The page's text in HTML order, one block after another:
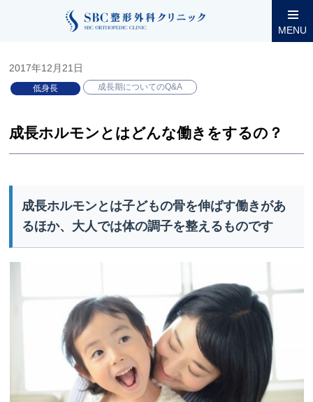
MENU
整形外科コラム 小児低身長 成長期についてのQ&A 成長
2017年12月21日
低身長 成長期についてのQ&A
成長ホルモンとはどんな働きをするの？
成長ホルモンとは子どもの骨を伸ばす働きがあ
るほか、大人では体の調子を整えるものです